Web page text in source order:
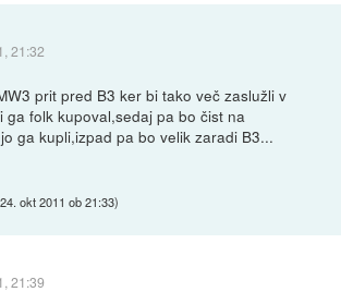
21:32
prit pred B3 ker bi tako več zaslužli v
ga folk kupoval,sedaj pa bo čist na
ga kupli,izpad pa bo velik zaradi B3...
24. okt 2011 ob 21:33)
21:39